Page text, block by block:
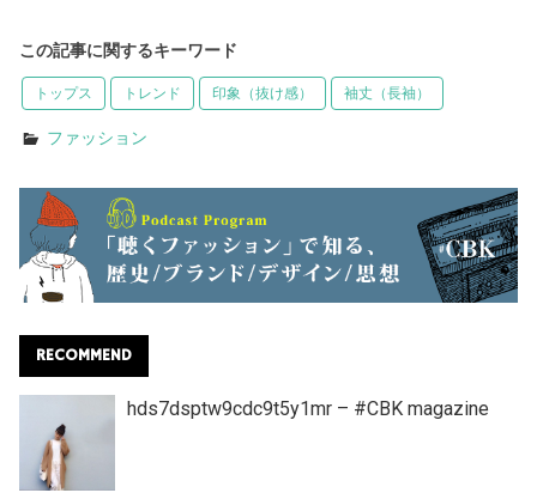
この記事に関するキーワード
トップス トレンド 印象（抜け感） 袖丈（長袖）
ファッション
RECOMMEND
hds7dsptw9cdc9t5y1mr – #CBK magazine